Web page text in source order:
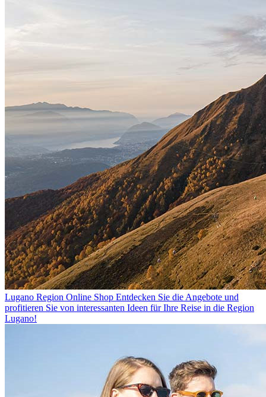
Lugano Region Online Shop Entdecken Sie die Angebote und
profitieren Sie von interessanten Ideen für Ihre Reise in die Region
Lugano!